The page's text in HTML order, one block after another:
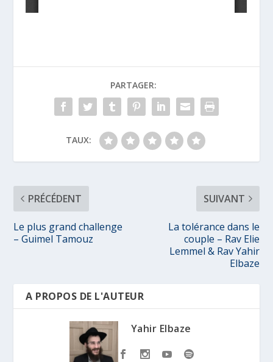
PARTAGER:
TAUX:
PRÉCÉDENT
Le plus grand challenge
– Guimel Tamouz
SUIVANT
La tolérance dans le
couple – Rav Elie
Lemmel & Rav Yahir
Elbaze
A PROPOS DE L'AUTEUR
Yahir Elbaze